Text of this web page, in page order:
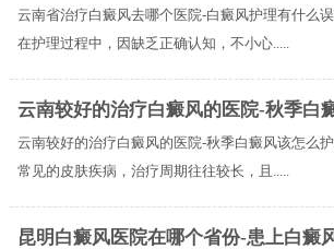
云南省治疗白癜风去哪个医院-白癜风护理有什么
在护理过程中，因缺乏正确认知，不小心.....
云南较好的治疗白癜风的医院-秋季白
云南较好的治疗白癜风的医院-秋季白癜风该怎么
常见的皮肤疾病，治疗周期往往较长，且.....
昆明白癜风医院在哪个省份-患上白癜